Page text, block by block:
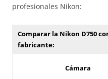
profesionales Nikon:
Comparar la Nikon D750
fabricante:
Cámara